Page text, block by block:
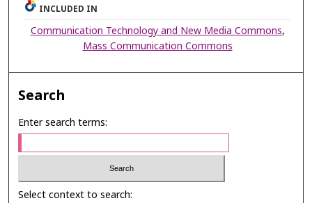
INCLUDED IN
Communication Technology and New Media Commons,
Mass Communication Commons
Search
Enter search terms:
Select context to search: